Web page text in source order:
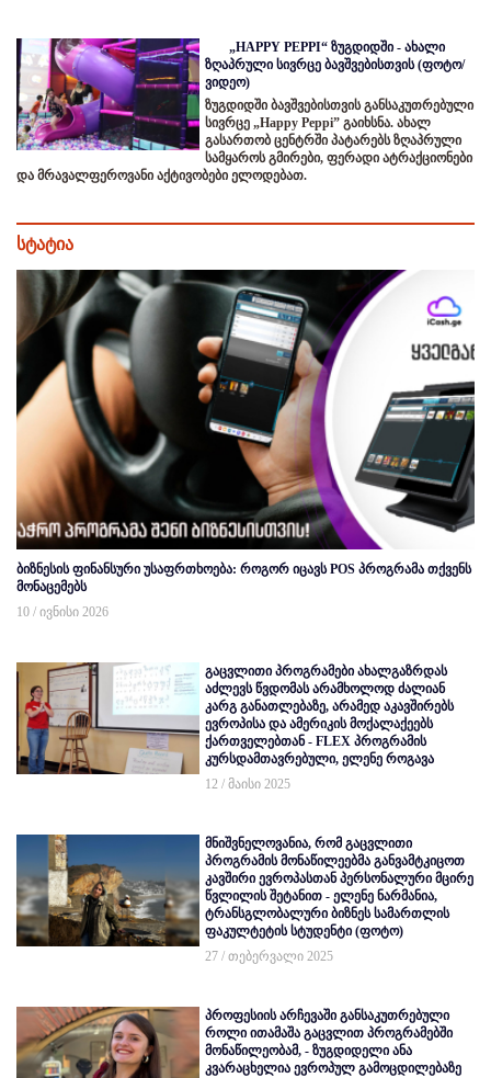
„HAPPY PEPPI“ ზუგდიდში - ახალი
ზღაპრული სივრცე ბავშვებისთვის (ფოტო/
ვიდეო)
ზუგდიდში ბავშვებისთვის განსაკუთრებული
სივრცე „Happy Peppi” გაიხსნა. ახალ
გასართობ ცენტრში პატარებს ზღაპრული
სამყაროს გმირები, ფერადი ატრაქციონები
და მრავალფეროვანი აქტივობები ელოდებათ.
სტატია
ბიზნესის ფინანსური უსაფრთხოება: როგორ იცავს POS პროგრამა თქვენს
მონაცემებს
10 / ივნისი 2026
გაცვლითი პროგრამები ახალგაზრდას
აძლევს წვდომას არამხოლოდ ძალიან
კარგ განათლებაზე, არამედ აკავშირებს
ევროპისა და ამერიკის მოქალაქეებს
ქართველებთან - FLEX პროგრამის
კურსდამთავრებული, ელენე როგავა
12 / მაისი 2025
მნიშვნელოვანია, რომ გაცვლითი
პროგრამის მონაწილეებმა განვამტკიცოთ
კავშირი ევროპასთან პერსონალური მცირე
წვლილის შეტანით - ელენე ნარმანია,
ტრანსგლობალური ბიზნეს სამართლის
ფაკულტეტის სტუდენტი (ფოტო)
27 / თებერვალი 2025
პროფესიის არჩევაში განსაკუთრებული
როლი ითამაშა გაცვლით პროგრამებში
მონაწილეობამ, - ზუგდიდელი ანა
კვარაცხელია ევროპულ გამოცდილებაზე